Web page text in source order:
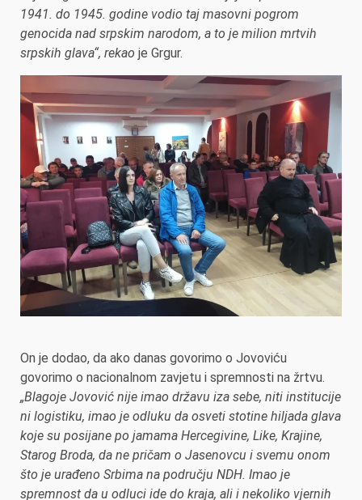
1941. do 1945. godine vodio taj masovni pogrom
genocida nad srpskim narodom, a to je milion mrtvih
srpskih glava“, rekao je Grgur.
On je dodao, da ako danas govorimo o Jovoviću
govorimo o nacionalnom zavjetu i spremnosti na žrtvu.
„Blagoje Jovović nije imao državu iza sebe, niti institucije
ni logistiku, imao je odluku da osveti stotine hiljada glava
koje su posijane po jamama Hercegivine, Like, Krajine,
Starog Broda, da ne pričam o Jasenovcu i svemu onom
što je urađeno Srbima na području NDH. Imao je
spremnost da u odluci ide do kraja, ali i nekoliko vjernih